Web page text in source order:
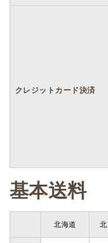
クレジットカード決済
基本
北海道